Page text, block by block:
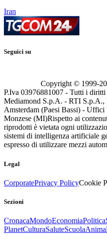
Iran
Seguici su
Copyright © 1999-
P.Iva 03976881007 - Tutti i
Mediamond S.p.A. - RTI S.p.A.,
Amsterdam (Paesi Bassi) -
Monzese (MI)Rispetto ai
riprodotti è vietata ogni
sistemi di intelligenza artificiale
espresso di utilizzare mezzi
Legal
CorporatePrivacy PolicyCookie
Sezioni
CronacaMondoEconomiaPolitica
PlanetCulturaSaluteScuola